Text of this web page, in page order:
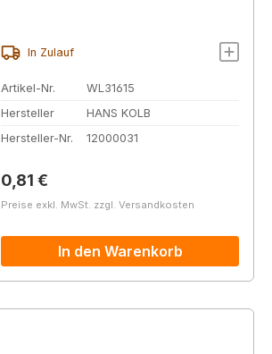
In Zulauf
Artikel-Nr.
WL31615
Hersteller
HANS KOLB
Hersteller-Nr.
12000031
Regulärer Preis:
0,81 €
Preise exkl. MwSt. zzgl. Versandkosten
In den Warenkorb